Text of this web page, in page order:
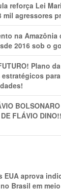
reforça Lei
mil agressores
na
2016 sob o
Plano
FLÁVIO
EUA aprova
Brasil em